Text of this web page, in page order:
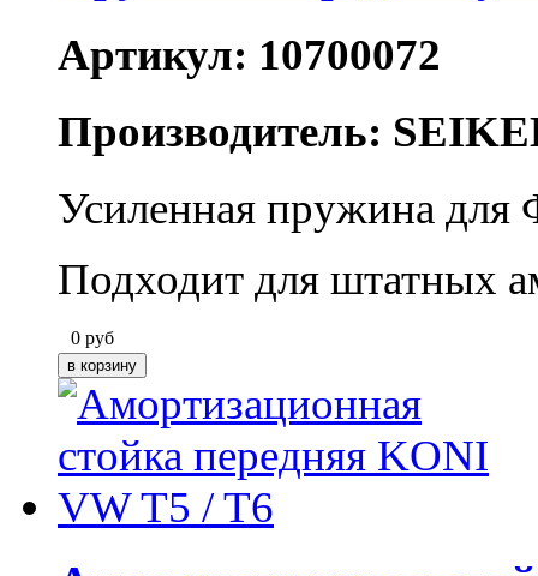
Артикул: 10700072
Производитель:
Усиленная пружина для
Подходит для штатных
0 руб